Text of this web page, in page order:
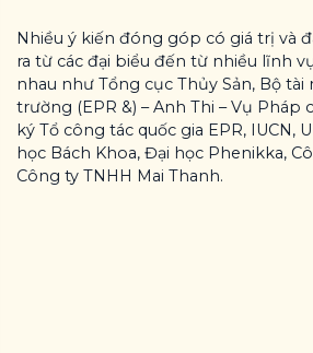
Nhiều ý kiến đóng góp có giá trị và
ra từ các đại biểu đến từ nhiều lĩnh
nhau như Tổng cục Thủy Sản, Bộ tài
trường (EPR &) – Anh Thi – Vụ Pháp
ký Tổ công tác quốc gia EPR, IUCN,
học Bách Khoa, Đại học Phenikka,
Công ty TNHH Mai Thanh.